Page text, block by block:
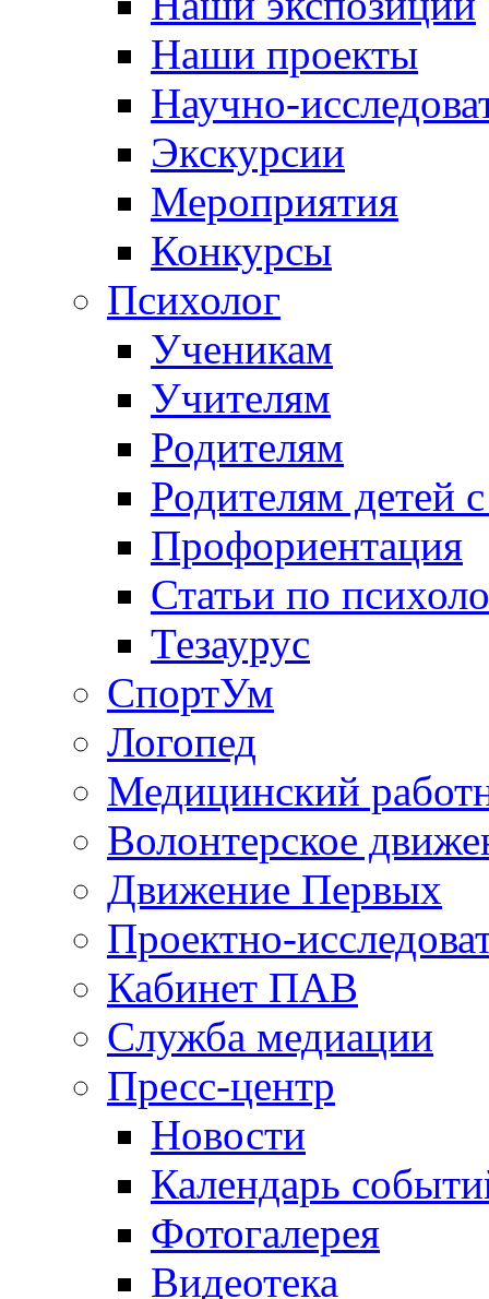
Наши проекты
Научно-
Экскурсии
Мероприятия
Конкурсы
Психолог
Ученикам
Учителям
Родителям
Родителям детей
Профориентация
Статьи по
Тезаурус
СпортУм
Логопед
Медицинский
Волонтерское
Движение Первых
Проектно-
Кабинет ПАВ
Служба медиации
Пресс-центр
Новости
Календарь
Фотогалерея
Видеотека